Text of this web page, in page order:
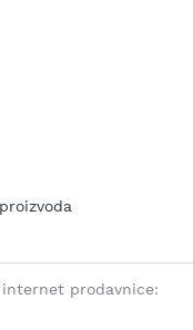
prodavnice: